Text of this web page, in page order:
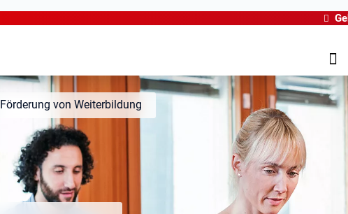
Förderung von Weiterbildung